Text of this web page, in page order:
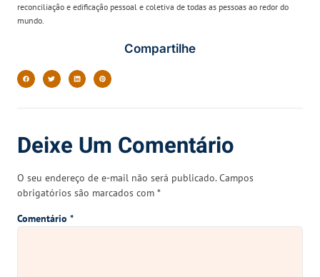
reconciliação e edificação pessoal e coletiva de todas as pessoas ao redor do
mundo.
Compartilhe
Deixe Um Comentário
O seu endereço de e-mail não será publicado. Campos
obrigatórios são marcados com *
Comentário *